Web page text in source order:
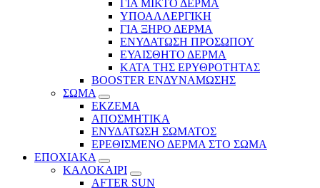
ΓΙΑ ΜΙΚΤΟ ΔΕΡΜΑ
ΥΠΟΑΛΛΕΡΓΙΚΗ
ΓΙΑ ΞΗΡΟ ΔΕΡΜΑ
ΕΝΥΔΑΤΩΣΗ ΠΡΟΣΩΠΟΥ
ΕΥΑΙΣΘΗΤΟ ΔΕΡΜΑ
ΚΑΤΑ ΤΗΣ ΕΡΥΘΡΟΤΗΤΑΣ
BOOSTER ΕΝΔΥΝΑΜΩΣΗΣ
ΣΩΜΑ
ΕΚΖΕΜΑ
ΑΠΟΣΜΗΤΙΚΑ
ΕΝΥΔΑΤΩΣΗ ΣΩΜΑΤΟΣ
ΕΡΕΘΙΣΜΕΝΟ ΔΕΡΜΑ ΣΤΟ ΣΩΜΑ
ΕΠΟΧΙΑΚΑ
ΚΑΛΟΚΑΙΡΙ
AFTER SUN